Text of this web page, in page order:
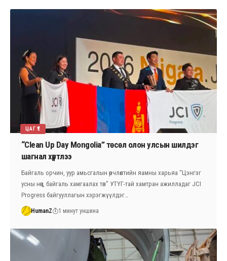
ЦАГ ҮЕ
“Clean Up Day Mongolia” төсөл олон улсын шилдэг
шагнал хүртлээ
Байгаль орчин, уур амьсгалын өөрчлөлтийн яамны харьяа “Цэнгэг
усны нөөц, байгаль хамгаалах төв” УТҮГ-тай хамтран ажилладаг JCI
Progress байгууллагын хэрэгжүүлдэг…
HumanZ 1 минут уншина